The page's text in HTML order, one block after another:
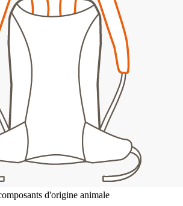
d'origine animale